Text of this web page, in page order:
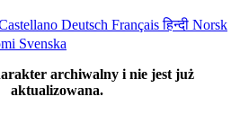
Deutsch Françaisहिन्दी Norsk
Svenska
archiwalny i nie jest już
aktualizowana.